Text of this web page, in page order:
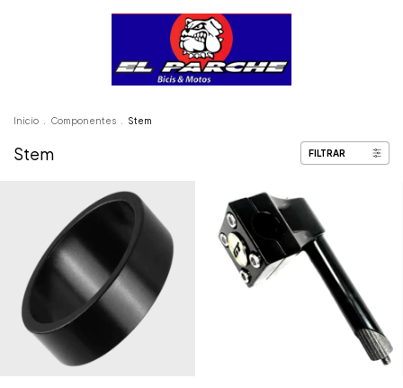
Inicio Componentes Stem
Stem FILTRAR